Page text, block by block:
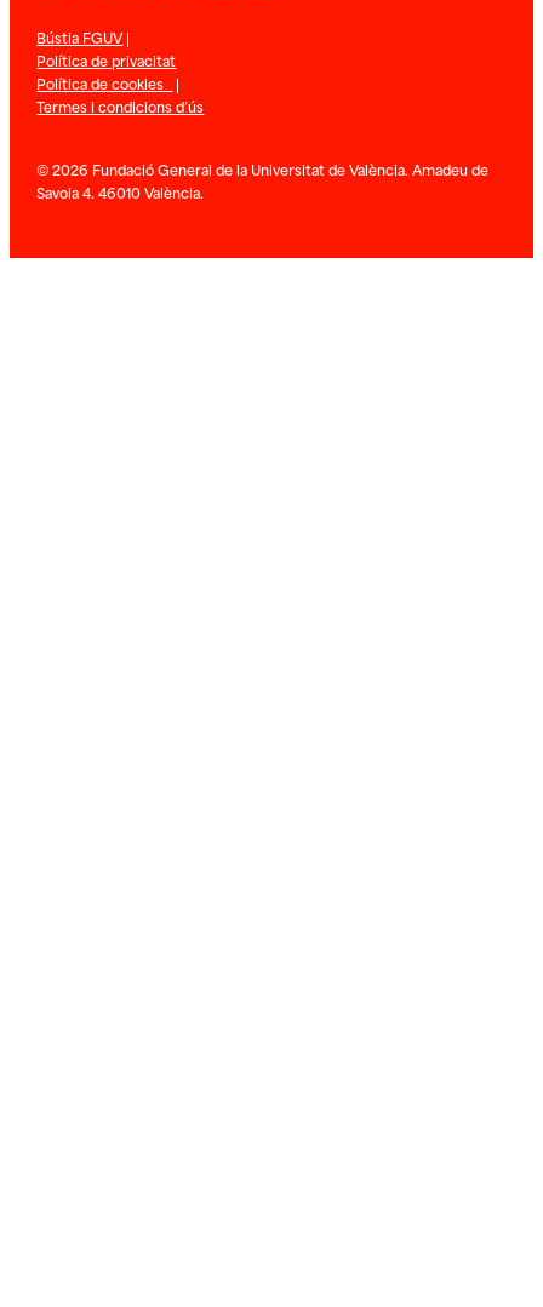
Bústia FGUV|
Política de privacitat
Política de cookies |
Termes i condicions d’ús
© 2026 Fundació General de la Universitat de València. Amadeu de
Savoia 4. 46010 València.